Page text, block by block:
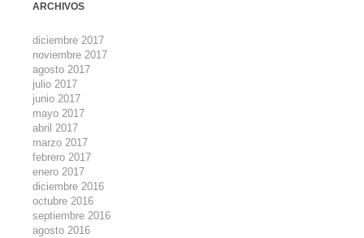
ARCHIVOS
diciembre 2017
noviembre 2017
agosto 2017
julio 2017
junio 2017
mayo 2017
abril 2017
marzo 2017
febrero 2017
enero 2017
diciembre 2016
octubre 2016
septiembre 2016
agosto 2016